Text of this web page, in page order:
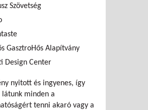
Szövetség
GasztroHős Alapítvány
Design Center
nyitott és ingyenes, így
minden a
tenni akaró vagy a